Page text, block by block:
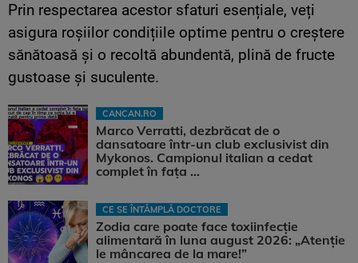
Prin respectarea acestor sfaturi esențiale, veți
asigura roșiilor condițiile optime pentru o creștere
sănătoasă și o recoltă abundentă, plină de fructe
gustoase și suculente.
CANCAN.RO
Marco Verratti, dezbrăcat de o
dansatoare într-un club exclusivist din
Mykonos. Campionul italian a cedat
complet în fața ...
CE SE ÎNTÂMPLĂ DOCTORE
Zodia care poate face toxiinfecție
alimentară în luna august 2026: „Atenție
le mâncarea de la mare!”